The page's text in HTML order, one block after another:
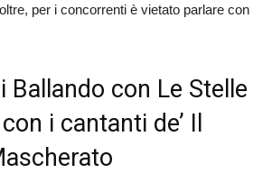
per i concorrenti è vietato parlare con
Ballando con Le Stelle
i cantanti de’ Il